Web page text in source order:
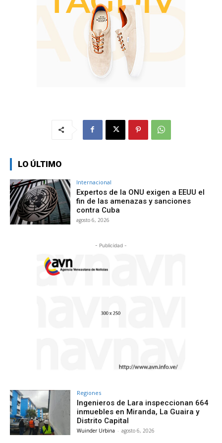
LO ÚLTIMO
Internacional
Expertos de la ONU exigen a EEUU el
fin de las amenazas y sanciones
contra Cuba
agosto 6, 2026
- Publicidad -
Regiones
Ingenieros de Lara inspeccionan 664
inmuebles en Miranda, La Guaira y
Distrito Capital
Wuinder Urbina - agosto 6, 2026